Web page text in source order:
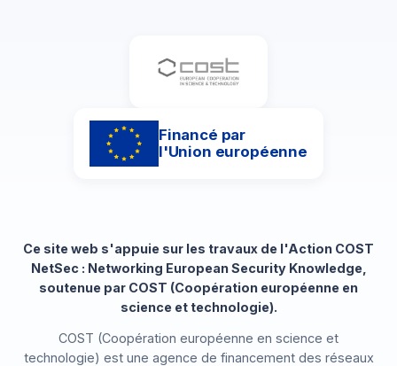
Financé par
l'Union européenne
Ce site web s'appuie sur les travaux de l'Action COST
NetSec : Networking European Security Knowledge,
soutenue par COST (Coopération européenne en
science et technologie).
COST (Coopération européenne en science et
technologie) est une agence de financement des réseaux